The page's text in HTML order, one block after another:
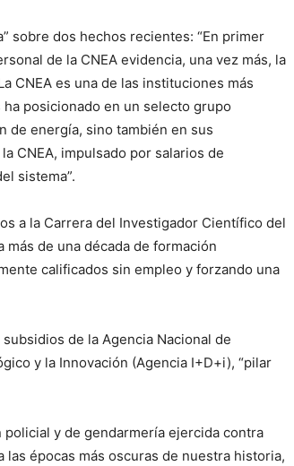
sobre dos hechos recientes: “En primer
de la CNEA evidencia, una vez más, la
CNEA es una de las instituciones más
posicionado en un selecto grupo
de energía, sino también en sus
CNEA, impulsado por salarios de
sistema”.
a la Carrera del Investigador Científico del
más de una década de formación
calificados sin empleo y forzando una
de la Agencia Nacional de
y la Innovación (Agencia I+D+i), “pilar
y de gendarmería ejercida contra
épocas más oscuras de nuestra historia,